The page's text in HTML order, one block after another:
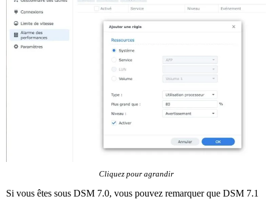
Cliquez pour agrandir
Si vous êtes sous DSM 7.0, vous pouvez remarquer que DSM 7.1